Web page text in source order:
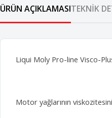
ÜRÜN AÇIKLAMASITEKNIK
Liqui Moly Pro-line Visco-
Motor yağlarının